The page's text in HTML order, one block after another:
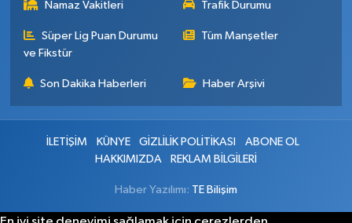
Namaz Vakitleri Trafik Durumu
Süper Lig Puan Durumu
ve Fikstür
Tüm Manşetler
Son Dakika Haberleri Haber Arşivi
İLETİŞİM KÜNYE GİZLİLİK POLİTİKASI
ABONE OL
HAKKIMIZDA
REKLAM BİLGİLERİ
Haber Yazılımı: TE Bilişim